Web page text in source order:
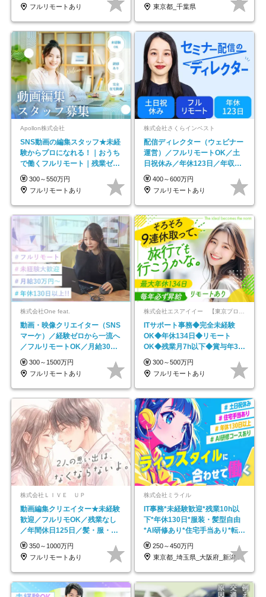
フルリモートあり
東京都_千葉県
Apollon株式会社
SNS動画の編集スタッフ★未経
験からプロになれる！｜おうち
で働くフルリモート｜残業ゼロ
で18時退勤◎
300～550万円
フルリモートあり
株式会社さくらインベスト
配信ディレクター（ウェビナー
運営）／フルリモートOK／土
日祝休み／年休123日／年収
600万円可
400～600万円
フルリモートあり
株式会社One feat.
動画・映像クリエイター（SNS
マーケ）／経験ゼロから一流へ
／フルリモートOK／月給30万
円～／年休130日以上
300～1500万円
フルリモートあり
ITサポート事務◆完全未経験
OK◆年休134日◆リモート
OK◆残業月7h以下◆賞与年3回
◆5年目まで必ず昇給
300～500万円
フルリモートあり
株式会社ＬＩＶＥ ＵＰ
動画編集クリエイター★未経験
歓迎／フルリモOK／残業なし
／年間休日125日／髪・服・ネ
イル自由／研修充実で安心
350～1000万円
フルリモートあり
株式会社ミライル
IT事務*未経験歓迎*残業10h以
下*年休130日*服装・髪型自由
*AI研修あり*住宅手当あり*転勤
なし
250～450万円
東京都_埼玉県_大阪府_新潟県_福岡県